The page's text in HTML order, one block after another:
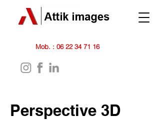
Mob. : 06 22 34 71 16
Perspective 3D